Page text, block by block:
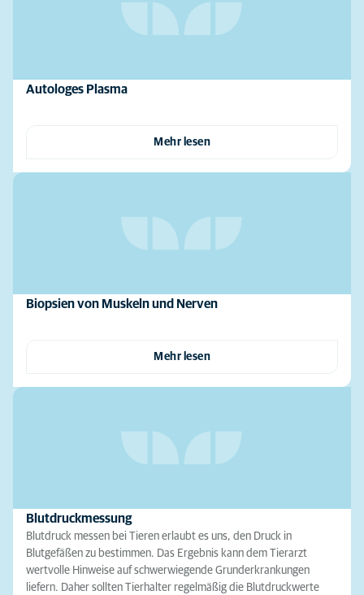
Autologes Plasma
Mehr lesen
Biopsien von Muskeln und Nerven
Mehr lesen
Blutdruckmessung
Blutdruck messen bei Tieren erlaubt es uns, den Druck in
Blutgefäßen zu bestimmen. Das Ergebnis kann dem Tierarzt
wertvolle Hinweise auf schwerwiegende Grunderkrankungen
liefern. Daher sollten Tierhalter regelmäßig die Blutdruckwerte